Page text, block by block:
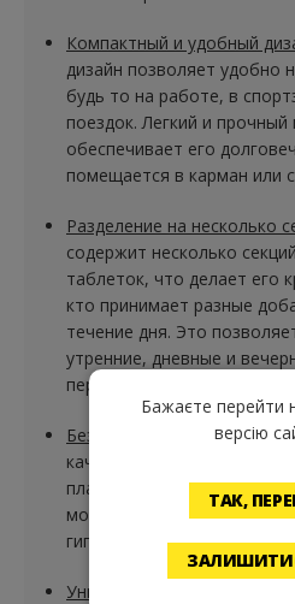
Компактный и удобный
дизайн позволяет удобно
будь то на работе, в
поездок. Легкий и прочный
обеспечивает его
помещается в карман или
Разделение на несколько
содержит несколько
таблеток, что делает его
кто принимает разные
течение дня. Это
утренние, дневные и
перепутать.
Безопасность и гигиена:
качественного,
пластика, который не
моется. Это гарантирует
гигиеничности для ваших
Универсальное решение
Бажаєте перейти
версію
ТАК,